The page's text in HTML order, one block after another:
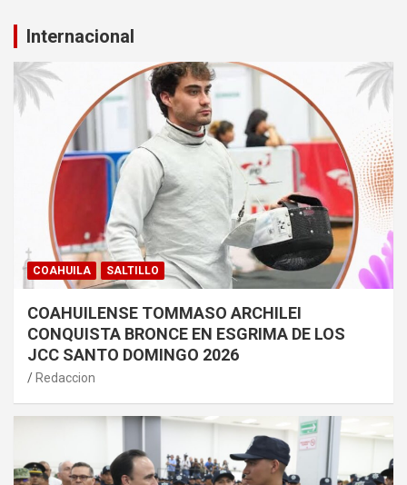
Internacional
COAHUILA SALTILLO
COAHUILENSE TOMMASO ARCHILEI
CONQUISTA BRONCE EN ESGRIMA DE LOS
JCC SANTO DOMINGO 2026
Redaccion